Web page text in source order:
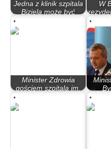
Jedna z klinik szpitala
Biziela może być
W
Minister Zdrowia
gościem szpitala im.